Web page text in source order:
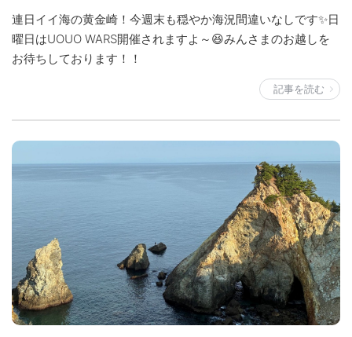
連日イイ海の黄金崎！今週末も穏やか海況間違いなしです✨日
曜日はUOUO WARS開催されますよ～😆みんさまのお越しを
お待ちしております！！
記事を読む